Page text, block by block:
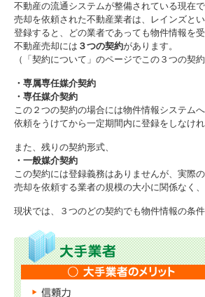
不動産の流通システムが整備されている現在
売却を依頼された不動産業者は、レインズと
登録すると、どの業者であっても物件情報を
不動産売却には ３つの契約があります。
（「契約について」のページでこの３つの契
・専属専任媒介契約
・専任媒介契約
この２つの契約の場合には物件情報システム
依頼をうけてから一定期間内に登録をしなけれ
また、残りの契約形式、
・一般媒介契約
この契約には登録義務はありませんが、実際
売却を依頼する業者の規模の大小に関係なく
現状では、３つのどの契約でも物件情報の条件